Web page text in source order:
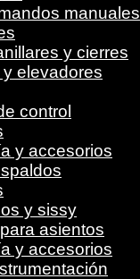
manuales
y cierres
y elevadores
control
y accesorios
y sissy
asientos
y accesorios